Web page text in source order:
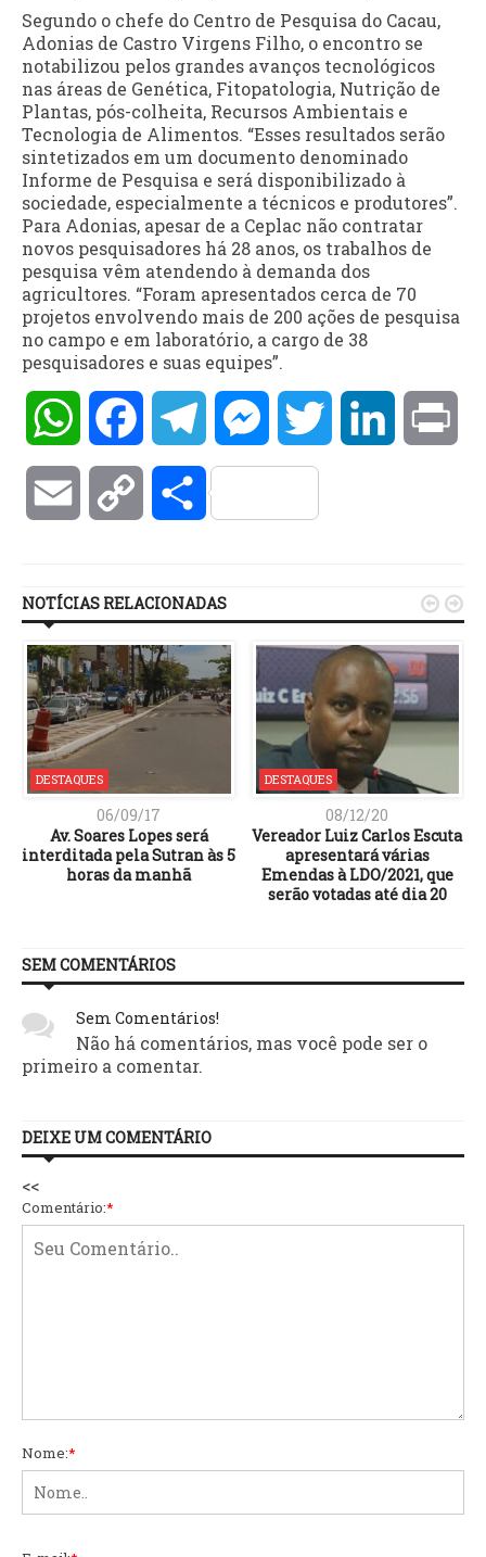
Segundo o chefe do Centro de Pesquisa do Cacau,
Adonias de Castro Virgens Filho, o encontro se
notabilizou pelos grandes avanços tecnológicos
nas áreas de Genética, Fitopatologia, Nutrição de
Plantas, pós-colheita, Recursos Ambientais e
Tecnologia de Alimentos. “Esses resultados serão
sintetizados em um documento denominado
Informe de Pesquisa e será disponibilizado à
sociedade, especialmente a técnicos e produtores”.
Para Adonias, apesar de a Ceplac não contratar
novos pesquisadores há 28 anos, os trabalhos de
pesquisa vêm atendendo à demanda dos
agricultores. “Foram apresentados cerca de 70
projetos envolvendo mais de 200 ações de pesquisa
no campo e em laboratório, a cargo de 38
pesquisadores e suas equipes”.
WhatsAppFacebookTelegramMessengerTwitter LinkedIn
Email Copy Compartilhar
NOTÍCIAS RELACIONADAS
DESTAQUES
06/09/17
Av. Soares Lopes será
interditada pela Sutran às 5
horas da manhã
DESTAQUES
08/12/20
Vereador Luiz Carlos Escuta
apresentará várias
Emendas à LDO/2021, que
serão votadas até dia 20
 
SEM COMENTÁRIOS
Sem Comentários!
Não há comentários, mas você pode ser o
primeiro a comentar.
DEIXE UM COMENTÁRIO
<<
Comentário:*
Nome:*